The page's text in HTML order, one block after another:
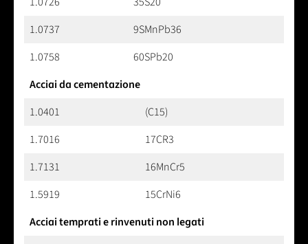
1.0737
9SMnPb36
1.0758
60SPb20
Acciai da cementazione
1.0401
(C15)
1.7016
17CR3
1.7131
16MnCr5
1.5919
15CrNi6
Acciai temprati e rinvenuti non legati